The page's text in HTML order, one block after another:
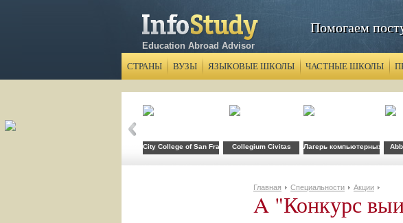
Education Abroad Advisor
Помогаем
СТРАНЫ ВУЗЫ ЯЗЫКОВЫЕ ШКОЛЫ ЧАСТНЫЕ ШКОЛЫ
City College of San FranciscoCollegium Civitas Лагерь компьютерных
Главная Специальности Акции
A "Конкурс